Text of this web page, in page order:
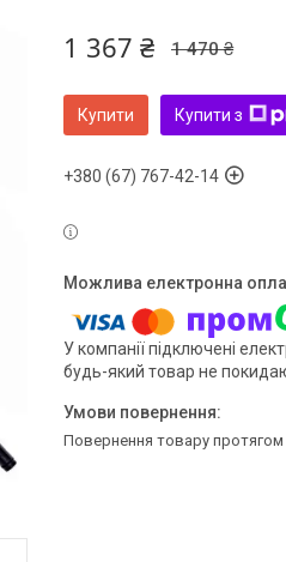
1 470 ₴
1 367 ₴
Купити Купити з
+380 (67) 767-42-14
У компанії підключені
будь-який товар не
повернення товару протягом